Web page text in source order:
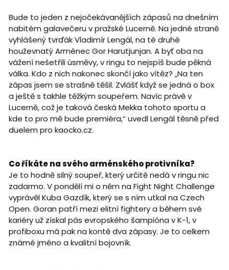
Bude to jeden z nejočekávanějších zápasů na dnešním
nabitém galavečeru v pražské Lucerně. Na jedné straně
vyhlášený tvrďák Vladimír Lengál, na té druhé
houževnatý Arménec Gor Harutjunjan. A byť oba na
vážení nešetřili úsměvy, v ringu to nejspíš bude pěkná
válka. Kdo z nich nakonec skončí jako vítěz? „Na ten
zápas jsem se strašně těšil. Zvlášť když se jedná o box
a ještě s takhle těžkým soupeřem. Navíc právě v
Lucerně, což je taková česká Mekka tohoto sportu a
kde to pro mě bude premiéra,“ uvedl Lengál těsně před
duelem pro kaocko.cz.
Co říkáte na svého arménského protivníka?
Je to hodně silný soupeř, který určitě nedá v ringu nic
zadarmo. V pondělí mi o něm na Fight Night Challenge
vyprávěl Kuba Gazdík, který se s ním utkal na Czech
Open. Goran patří mezi elitní fightery a během své
kariéry už získal pás evropského šampióna v K-1, v
profiboxu má pak na kontě dva zápasy. Je to celkem
známé jméno a kvalitní bojovník.